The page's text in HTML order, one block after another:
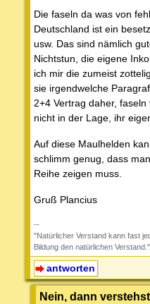
Die faseln da was von
Deutschland ist ein
usw. Das sind nämlich
Nichtstun, die eigene
ich mir die zumeist
sie irgendwelche
2+4 Vertrag daher,
nicht in der Lage, ihr
Auf diese Maulhelden
schlimm genug, dass
Reihe zeigen muss.
Gruß Plancius
--
"Natürlicher Verstand kann fast
Bildung den natürlichen
antworten
Nein, dann